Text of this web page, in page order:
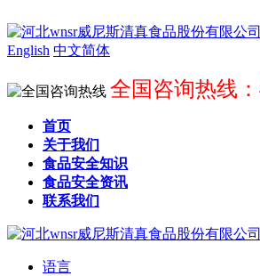
English 中文简体
全国咨询热线：
首页
关于我们
食品安全知识
食品安全资讯
联系我们
语言